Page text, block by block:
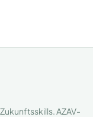
AZAV-